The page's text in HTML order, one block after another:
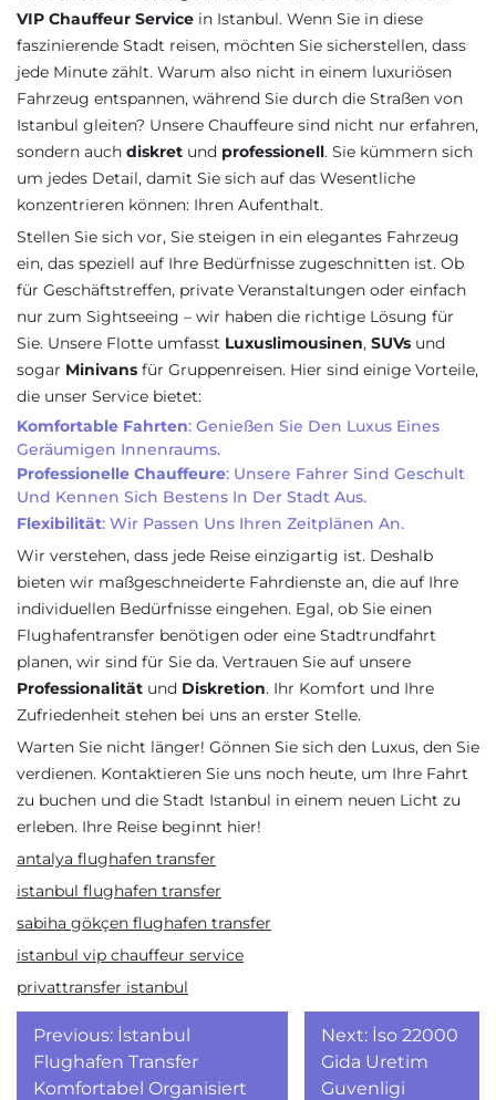
VIP Chauffeur Service in Istanbul. Wenn Sie in diese
faszinierende Stadt reisen, möchten Sie sicherstellen, dass
jede Minute zählt. Warum also nicht in einem luxuriösen
Fahrzeug entspannen, während Sie durch die Straßen von
Istanbul gleiten? Unsere Chauffeure sind nicht nur erfahren,
sondern auch diskret und professionell. Sie kümmern sich
um jedes Detail, damit Sie sich auf das Wesentliche
konzentrieren können: Ihren Aufenthalt.
Stellen Sie sich vor, Sie steigen in ein elegantes Fahrzeug
ein, das speziell auf Ihre Bedürfnisse zugeschnitten ist. Ob
für Geschäftstreffen, private Veranstaltungen oder einfach
nur zum Sightseeing – wir haben die richtige Lösung für
Sie. Unsere Flotte umfasst Luxuslimousinen, SUVs und
sogar Minivans für Gruppenreisen. Hier sind einige Vorteile,
die unser Service bietet:
Komfortable Fahrten: Genießen Sie Den Luxus Eines
Geräumigen Innenraums.
Professionelle Chauffeure: Unsere Fahrer Sind Geschult
Und Kennen Sich Bestens In Der Stadt Aus.
Flexibilität: Wir Passen Uns Ihren Zeitplänen An.
Wir verstehen, dass jede Reise einzigartig ist. Deshalb
bieten wir maßgeschneiderte Fahrdienste an, die auf Ihre
individuellen Bedürfnisse eingehen. Egal, ob Sie einen
Flughafentransfer benötigen oder eine Stadtrundfahrt
planen, wir sind für Sie da. Vertrauen Sie auf unsere
Professionalität und Diskretion. Ihr Komfort und Ihre
Zufriedenheit stehen bei uns an erster Stelle.
Warten Sie nicht länger! Gönnen Sie sich den Luxus, den Sie
verdienen. Kontaktieren Sie uns noch heute, um Ihre Fahrt
zu buchen und die Stadt Istanbul in einem neuen Licht zu
erleben. Ihre Reise beginnt hier!
antalya flughafen transfer
istanbul flughafen transfer
sabiha gökçen flughafen transfer
istanbul vip chauffeur service
privattransfer istanbul
Yazı
gezinmesi
Previous: İstanbul
Flughafen Transfer
Komfortabel Organisiert
Next: İso 22000
Gida Uretim
Guvenligi